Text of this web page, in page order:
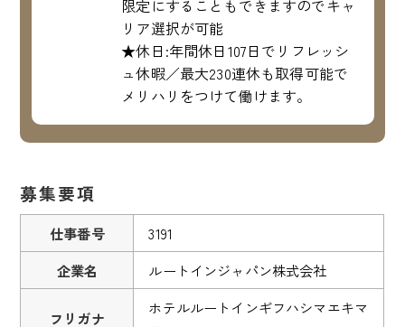
限定にすることもできますのでキャ
リア選択が可能
★休日:年間休日107日でリフレッシ
ュ休暇／最大230連休も取得可能で
メリハリをつけて働けます。
募集要項
仕事番号
3191
企業名
ルートインジャパン株式会社
フリガナ
ホテルルートインギフハシマエキマ